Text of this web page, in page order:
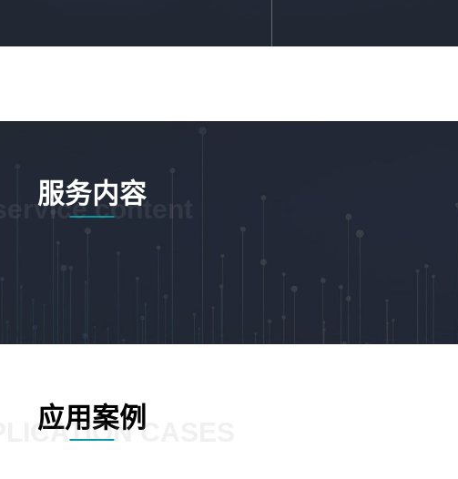
服务内容
service content
应用案例CASES